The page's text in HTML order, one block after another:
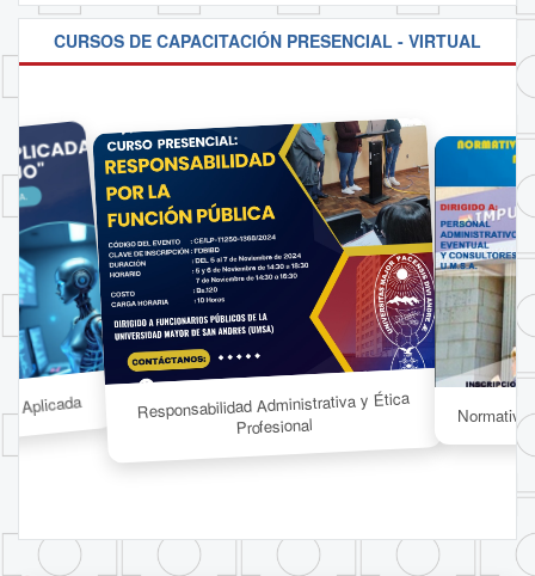
CURSOS DE CAPACITACIÓN PRESENCIAL - VIRTUAL
Aplicada Responsabilidad Administrativa y Ética
Profesional Normativa